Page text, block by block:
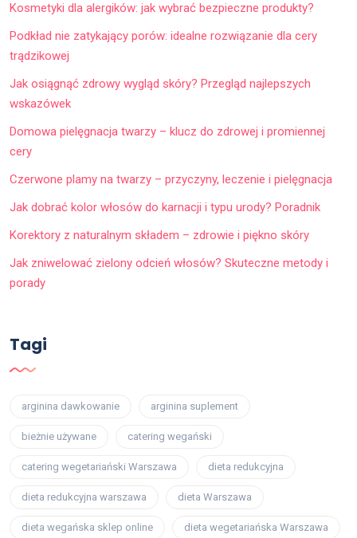
Kosmetyki dla alergików: jak wybrać bezpieczne produkty?
Podkład nie zatykający porów: idealne rozwiązanie dla cery
trądzikowej
Jak osiągnąć zdrowy wygląd skóry? Przegląd najlepszych
wskazówek
Domowa pielęgnacja twarzy – klucz do zdrowej i promiennej
cery
Czerwone plamy na twarzy – przyczyny, leczenie i pielęgnacja
Jak dobrać kolor włosów do karnacji i typu urody? Poradnik
Korektory z naturalnym składem – zdrowie i piękno skóry
Jak zniwelować zielony odcień włosów? Skuteczne metody i
porady
Tagi
arginina dawkowanie arginina suplement
bieżnie używane catering wegański
catering wegetariański Warszawa dieta redukcyjna
dieta redukcyjna warszawa dieta Warszawa
dieta wegańska sklep online dieta wegetariańska Warszawa